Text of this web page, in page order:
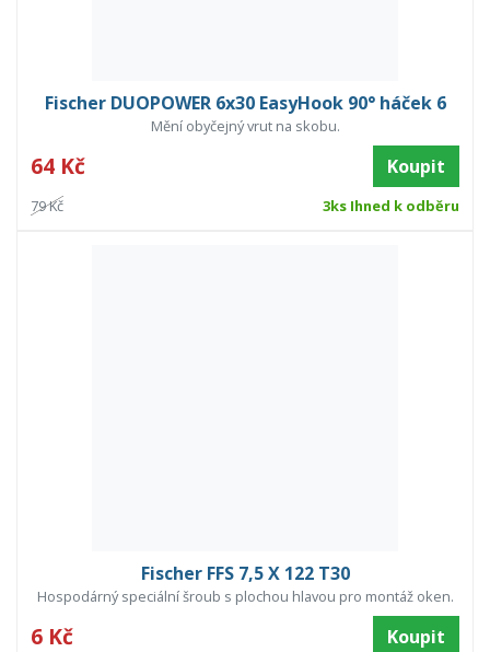
Fischer DUOPOWER 6x30 EasyHook 90° háček 6
Mění obyčejný vrut na skobu.
64 Kč Koupit
79 Kč 3ks Ihned k odběru
Fischer FFS 7,5 X 122 T30
Hospodárný speciální šroub s plochou hlavou pro montáž oken.
6 Kč Koupit